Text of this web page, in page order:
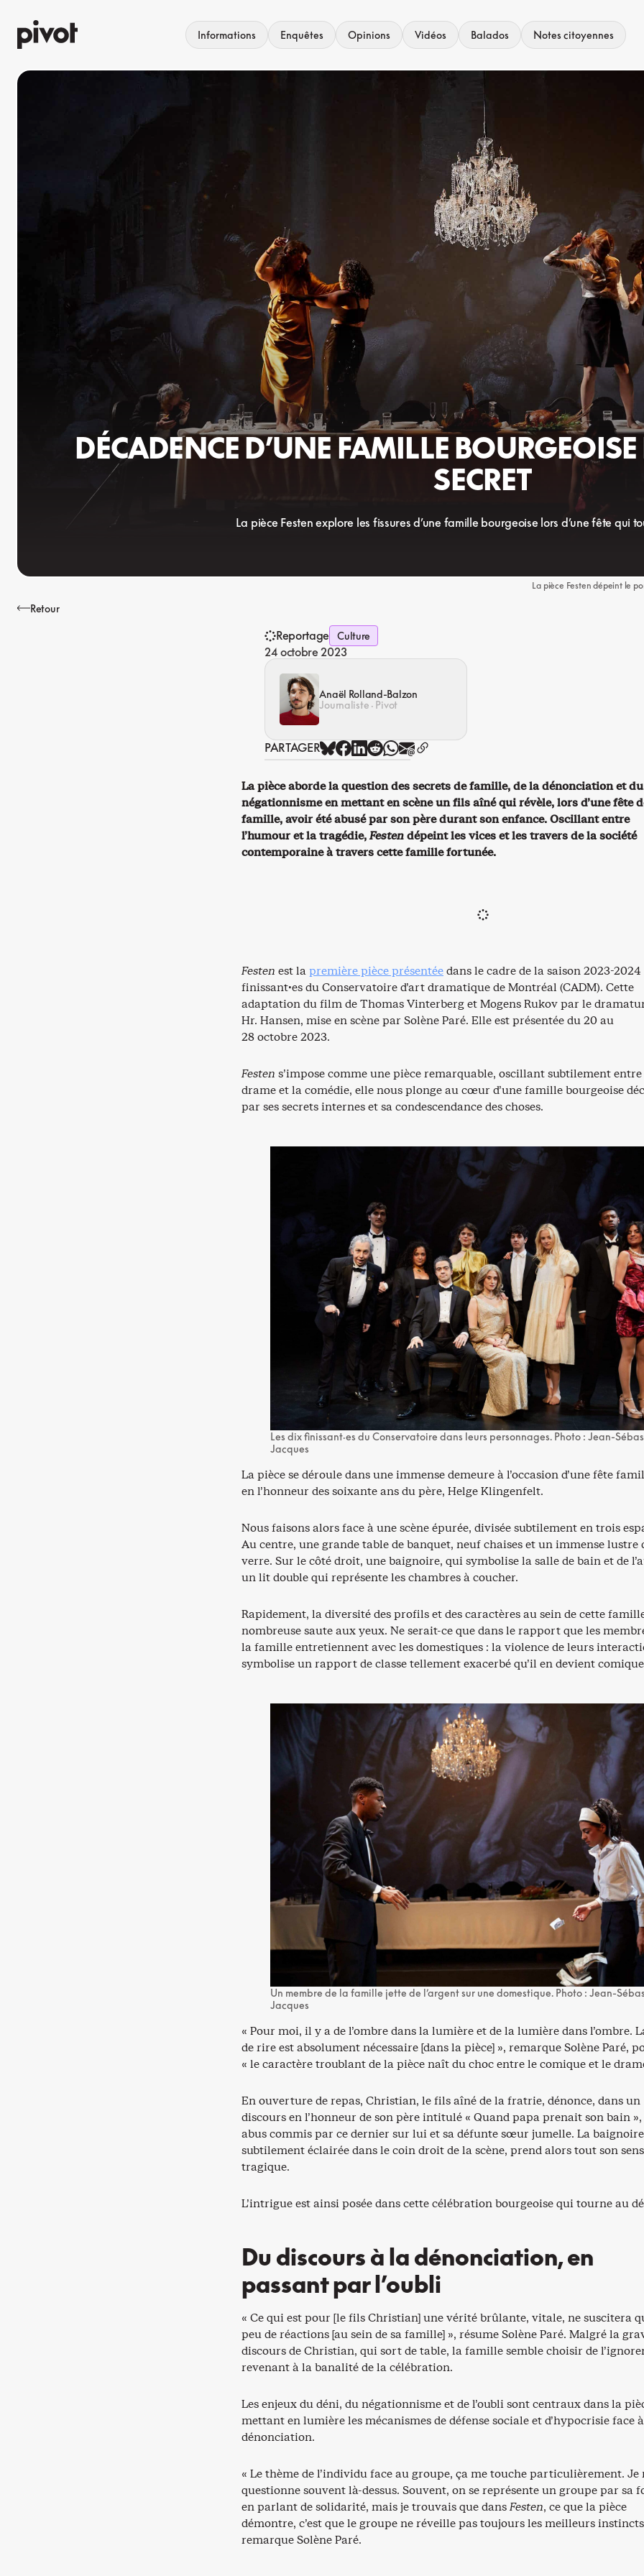
au
contenu
Informations Enquêtes Opinions Vidéos Balados Notes citoyennes
DÉCADENCE D’UNE FAMILLE BOURGEOISE
SECRET
La pièce Festen explore les fissures d’une famille bourgeoise lors d’une fête qui
La pièce Festen dépeint le
Retour
Reportage Culture
24 octobre 2023
Anaël Rolland-Balzon
Journaliste · Pivot
PARTAGER
La pièce aborde la question des secrets de famille, de la dénonciation et du
négationnisme en mettant en scène un fils aîné qui révèle, lors d’une fête
famille, avoir été abusé par son père durant son enfance. Oscillant entre
l’humour et la tragédie,Festendépeint les vices et les travers de la société
contemporaine à travers cette famille fortunée.
Festen est lapremière pièce présentéedans le cadre de la saison 2023-2024
finissant·es du Conservatoire d’art dramatique de Montréal (CADM). Cette
adaptation du film de Thomas Vinterberg et Mogens Rukov par le
Hr. Hansen, mise en scène par Solène Paré. Elle est présentée du 20 au
28 octobre 2023.
Festen s’impose comme une pièce remarquable, oscillant subtilement
drame et la comédie, elle nous plonge au cœur d’une famille bourgeoise
par ses secrets internes et sa condescendance des choses.
Les dix finissant·es du Conservatoire dans leurs personnages. Photo : Jean-
Jacques
La pièce se déroule dans une immense demeure à l’occasion d’une fête
en l’honneur des soixante ans du père, Helge Klingenfelt.
Nous faisons alors face à une scène épurée, divisée subtilement en trois
Au centre, une grande table de banquet, neuf chaises et un immense lustre
verre. Sur le côté droit, une baignoire, qui symbolise la salle de bain et de
un lit double qui représente les chambres à coucher.
Rapidement, la diversité des profils et des caractères au sein de cette
nombreuse saute aux yeux. Ne serait-ce que dans le rapport que les
la famille entretiennent avec les domestiques : la violence de leurs
symbolise un rapport de classe tellement exacerbé qu’il en devient
Un membre de la famille jette de l’argent sur une domestique. Photo : Jean-
Jacques
« Pour moi, il y a de l’ombre dans la lumière et de la lumière dans l’ombre.
de rire est absolument nécessaire [dans la pièce] », remarque Solène Paré,
« le caractère troublant de la pièce naît du choc entre le comique et le
En ouverture de repas, Christian, le fils aîné de la fratrie, dénonce, dans un
discours en l’honneur de son père intitulé « Quand papa prenait son bain »,
abus commis par ce dernier sur lui et sa défunte sœur jumelle. La
subtilement éclairée dans le coin droit de la scène, prend alors tout son sens
tragique.
L’intrigue est ainsi posée dans cette célébration bourgeoise qui tourne au
Du discours à la dénonciation, en
passant par l’oubli
« Ce qui est pour [le fils Christian] une vérité brûlante, vitale, ne suscitera
peu de réactions [au sein de sa famille] », résume Solène Paré. Malgré la
discours de Christian, qui sort de table, la famille semble choisir de
revenant à la banalité de la célébration.
Les enjeux du déni, du négationnisme et de l’oubli sont centraux dans la
mettant en lumière les mécanismes de défense sociale et d’hypocrisie face
dénonciation.
« Le thème de l’individu face au groupe, ça me touche particulièrement. Je
questionne souvent là-dessus. Souvent, on se représente un groupe par sa
en parlant de solidarité, mais je trouvais que dansFesten, ce que la pièce
démontre, c’est que le groupe ne réveille pas toujours les meilleurs
remarque Solène Paré.